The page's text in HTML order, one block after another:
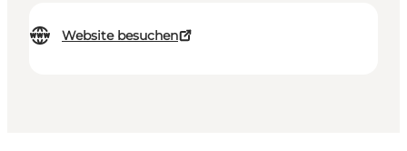
Website besuchen